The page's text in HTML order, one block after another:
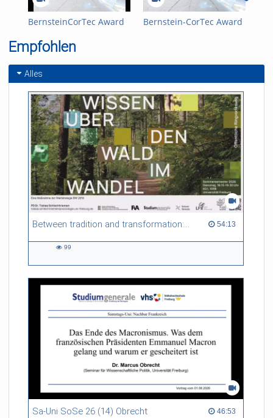
BernsteinCorTec Award
Bernstein-CorTec Award
Empfohlen
Alles
Between tradition and transformation: how owners, advisers and institutions co-create knowledge for resilient forests in Europe 54:13
54:13 duration
99
Sa-Uni SoSe 26 (14) Obrecht 46:53
46:53 duration